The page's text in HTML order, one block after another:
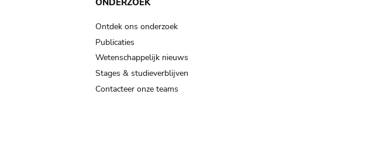
ONDERZOEK
Ontdek ons onderzoek
Publicaties
Wetenschappelijk nieuws
Stages & studieverblijven
Contacteer onze teams